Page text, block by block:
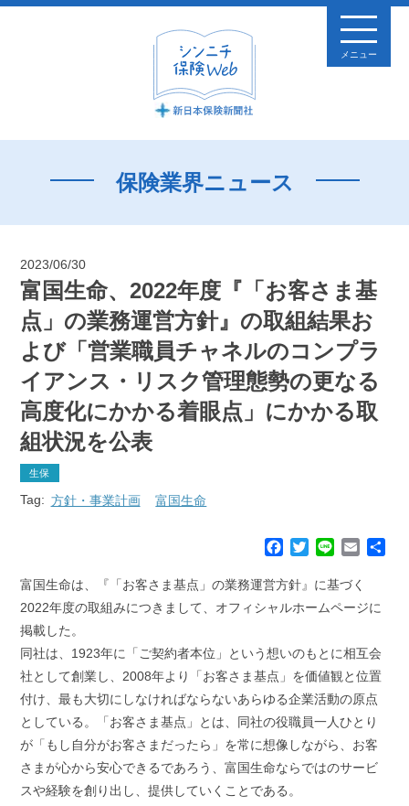
メニュー
保険業界ニュース
2023/06/30
富国生命、2022年度『「お客さま基
点」の業務運営方針』の取組結果お
よび「営業職員チャネルのコンプラ
イアンス・リスク管理態勢の更なる
高度化にかかる着眼点」にかかる取
組状況を公表
生保
Tag: 方針・事業計画 富国生命
c
e
o
k
T
r
n
e
E
a
i
富国生命は、『「お客さま基点」の業務運営方針』に基づく
2022年度の取組みにつきまして、オフィシャルホームページに
掲載した。
同社は、1923年に「ご契約者本位」という想いのもとに相互会
社として創業し、2008年より「お客さま基点」を価値観と位置
付け、最も大切にしなければならないあらゆる企業活動の原点
としている。「お客さま基点」とは、同社の役職員一人ひとり
が「もし自分がお客さまだったら」を常に想像しながら、お客
さまが心から安心できるであろう、富国生命ならではのサービ
スや経験を創り出し、提供していくことである。